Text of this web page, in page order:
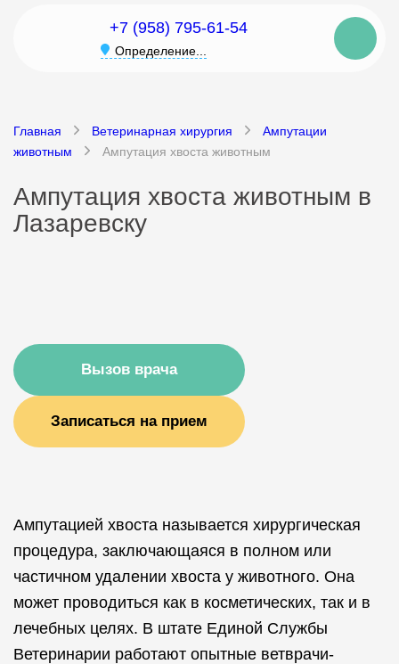
+7 (958) 795-61-54
Определение...
Главная Ветеринарная хирургия
Ампутации
животным
Ампутация хвоста животным
Ампутация хвоста животным в
Лазаревску
Вызов врача
Записаться на прием
Ампутацией хвоста называется хирургическая
процедура, заключающаяся в полном или
частичном удалении хвоста у животного. Она
может проводиться как в косметических, так и в
лечебных целях. В штате Единой Службы
Ветеринарии работают опытные ветврачи-